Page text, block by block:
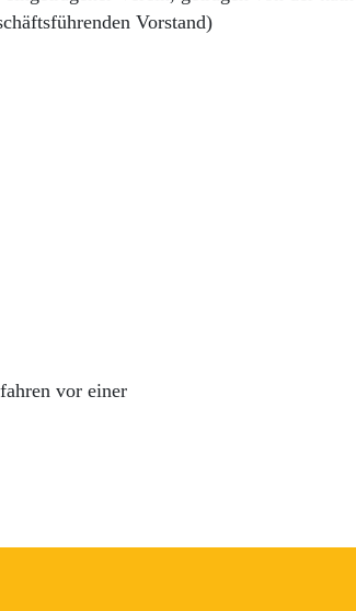
Vorstand)
vor einer